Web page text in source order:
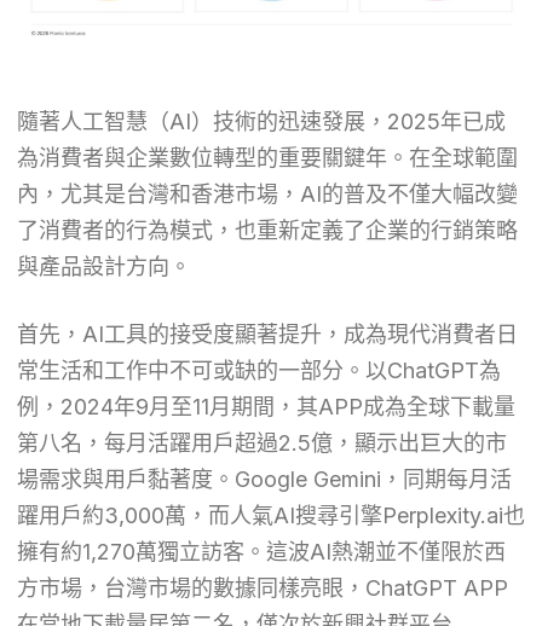
隨著人工智慧（AI）技術的迅速發展，2025年已成
為消費者與企業數位轉型的重要關鍵年。在全球範圍
內，尤其是台灣和香港市場，AI的普及不僅大幅改變
了消費者的行為模式，也重新定義了企業的行銷策略
與產品設計方向。
首先，AI工具的接受度顯著提升，成為現代消費者日
常生活和工作中不可或缺的一部分。以ChatGPT為
例，2024年9月至11月期間，其APP成為全球下載量
第八名，每月活躍用戶超過2.5億，顯示出巨大的市
場需求與用戶黏著度。Google Gemini，同期每月活
躍用戶約3,000萬，而人氣AI搜尋引擎Perplexity.ai也
擁有約1,270萬獨立訪客。這波AI熱潮並不僅限於西
方市場，台灣市場的數據同樣亮眼，ChatGPT APP